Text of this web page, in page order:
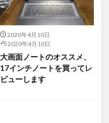
2020年4月10日
2020年4月10日
大画面ノートのオススメ、
17インチノートを買ってレ
ビューします